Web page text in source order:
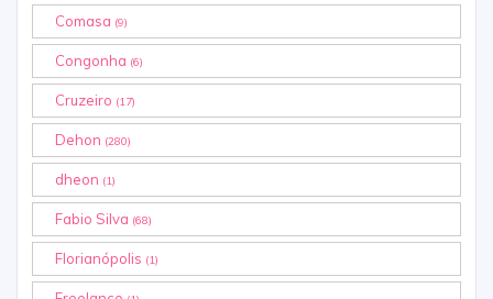
Comasa (9)
Congonha (6)
Cruzeiro (17)
Dehon (280)
dheon (1)
Fabio Silva (68)
Florianópolis (1)